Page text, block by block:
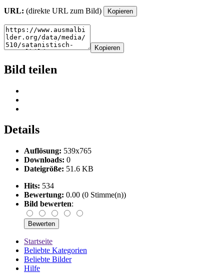
URL: (direkte URL zum Bild) Kopieren
Kopieren
Bild teilen
Details
Auflösung: 539x765
Downloads: 0
Dateigröße: 51.6 KB
Hits: 534
Bewertung: 0.00 (0 Stimme(n))
Bild bewerten:
Startseite
Beliebte Kategorien
Beliebte Bilder
Hilfe